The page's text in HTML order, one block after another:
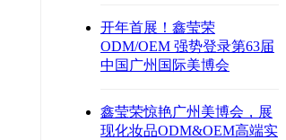
开年首展！鑫莹荣
ODM/OEM 强势登录第63届
中国广州国际美博会
鑫莹荣惊艳广州美博会，展
现化妆品ODM&OEM高端实